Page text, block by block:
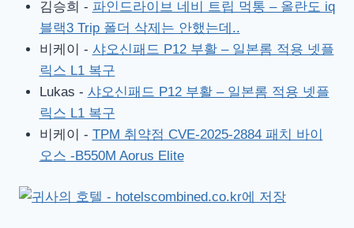
김승희 - 파인드라이브 네비 트립 먹통 – 올란도 iq
블랙3 Trip 폴더 삭제는 안했는데..
비케이 - 샤오신패드 P12 부활 – 일본롬 적용 넷플
릭스 L1 복구
Lukas - 샤오신패드 P12 부활 – 일본롬 적용 넷플
릭스 L1 복구
비케이 - TPM 취약점 CVE-2025-2884 패치 바이
오스 -B550M Aorus Elite